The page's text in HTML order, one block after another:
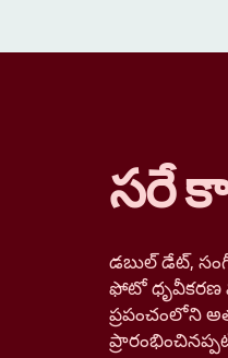
సరే
డబుల్ డేట్,
ఫోటో ధృవీకరణ
ప్రపంచంలోని